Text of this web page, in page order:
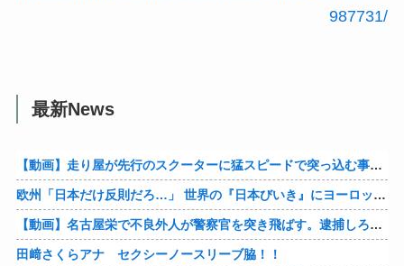
987731/
最新News
【動画】走り屋が先行のスクーターに猛スピードで突っ込む事故。
欧州「日本だけ反則だろ…」 世界の『日本びいき』にヨーロッパ全土から不満の声
【動画】名古屋栄で不良外人が警察官を突き飛ばす。逮捕しろやｗｗｗ
田﨑さくらアナ セクシーノースリーブ脇！！